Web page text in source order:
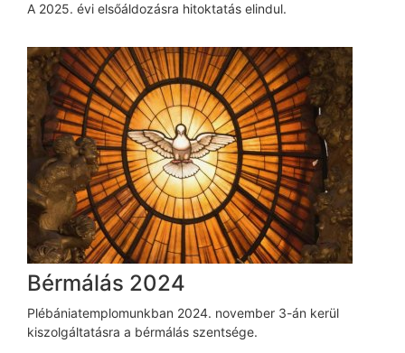
A 2025. évi elsőáldozásra hitoktatás elindul.
Bérmálás 2024
Plébániatemplomunkban 2024. november 3-án kerül
kiszolgáltatásra a bérmálás szentsége.